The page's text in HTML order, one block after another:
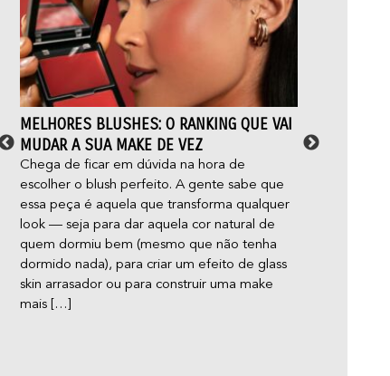
MELHORES BLUSHES: O RANKING QUE VAI
MUDAR A SUA MAKE DE VEZ
Chega de ficar em dúvida na hora de
escolher o blush perfeito. A gente sabe que
essa peça é aquela que transforma qualquer
look — seja para dar aquela cor natural de
quem dormiu bem (mesmo que não tenha
dormido nada), para criar um efeito de glass
skin arrasador ou para construir uma make
mais […]